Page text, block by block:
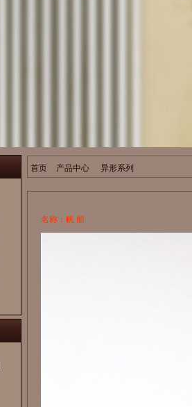
首页 产品中心 异形系列
名称：帆 船